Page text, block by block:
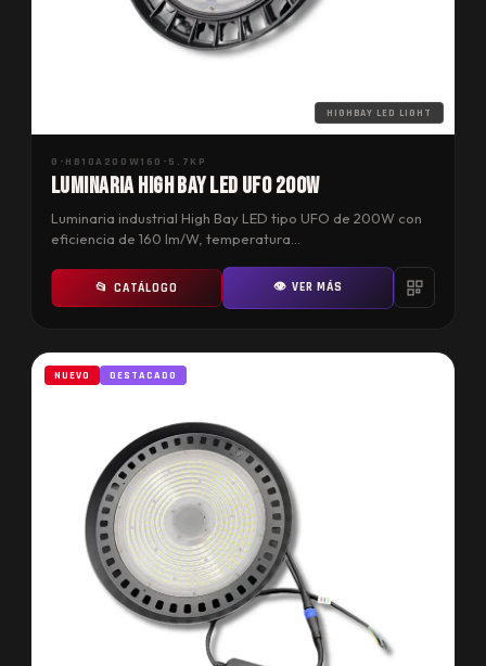
HIGHBAY LED LIGHT
G-HB10A200W160-5.7KP
Luminaria High Bay LED UFO 200W
Luminaria industrial High Bay LED tipo UFO de 200W con
eficiencia de 160 lm/W, temperatura…
📂 CATÁLOGO 👁 VER MÁS
NUEVO DESTACADO